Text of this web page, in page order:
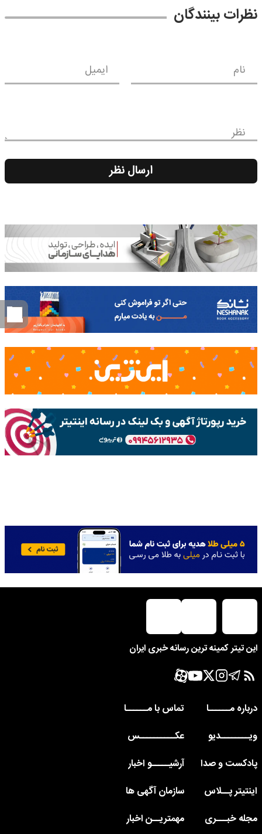
نظرات بینندگان
نام ایمیل
نظر
ارسال نظر
این تیتر کمینه ترین رسانه خبری ایران
درباره مــــــا
تماس با مــــــا
ویــــــــدیو
عکــــــــــس
پادکست و صدا
آرشیـــــو اخبار
اینتیتر پــلاس
سازمان آگهی ها
مجله خبـــری
مهمتریــن اخبار